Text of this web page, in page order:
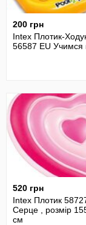
200 грн
Intex Плотик-
56587 EU Учимся
520 грн
Intex Плотик
Серце , розмір
см